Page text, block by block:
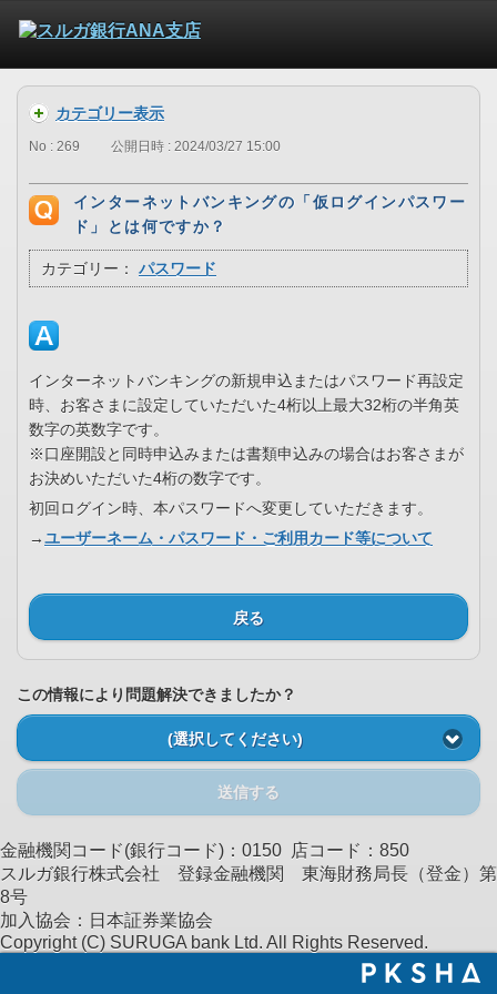
カテゴリー表示
No : 269 公開日時 : 2024/03/27 15:00
インターネットバンキングの「仮ログインパスワー
ド」とは何ですか？
カテゴリー： パスワード
インターネットバンキングの新規申込またはパスワード再設定
時、お客さまに設定していただいた4桁以上最大32桁の半角英
数字の英数字です。
※口座開設と同時申込みまたは書類申込みの場合はお客さまが
お決めいただいた4桁の数字です。
初回ログイン時、本パスワードへ変更していただきます。
→ユーザーネーム・パスワード・ご利用カード等について
戻る
この情報により問題解決できましたか？
(選択してください)
送信する
金融機関コード(銀行コード)：0150 店コード：850
スルガ銀行株式会社 登録金融機関 東海財務局長（登金）第
8号
加入協会：日本証券業協会
Copyright (C) SURUGA bank Ltd. All Rights Reserved.